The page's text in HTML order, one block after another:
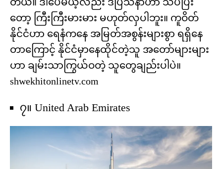
တော့ ကြီးကြီးမားမား မဟုတ်လှပါဘူး။ ကူဝိတ်
နိုင်ငံဟာ ရေနံကနေ အမြတ်အစွန်းများစွာ ရရှိနေ
တာကြောင့် နိုင်ငံမှာနေထိုင်တဲ့သူ အတော်များများ
ဟာ ချမ်းသာကြွယ်ဝတဲ့ သူတွေချည်းပါပဲ။
shwekhitonlinetv.com
၇။ United Arab Emirates